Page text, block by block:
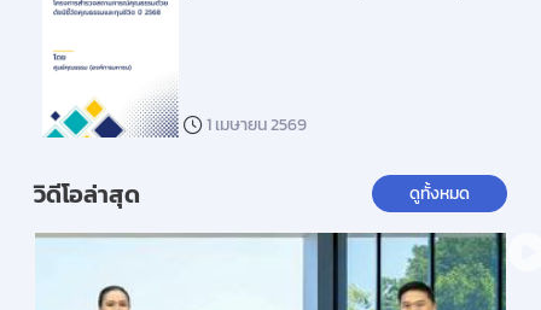
1 เมษายน 2569
วิดีโอล่าสุด ดูทั้งหมด